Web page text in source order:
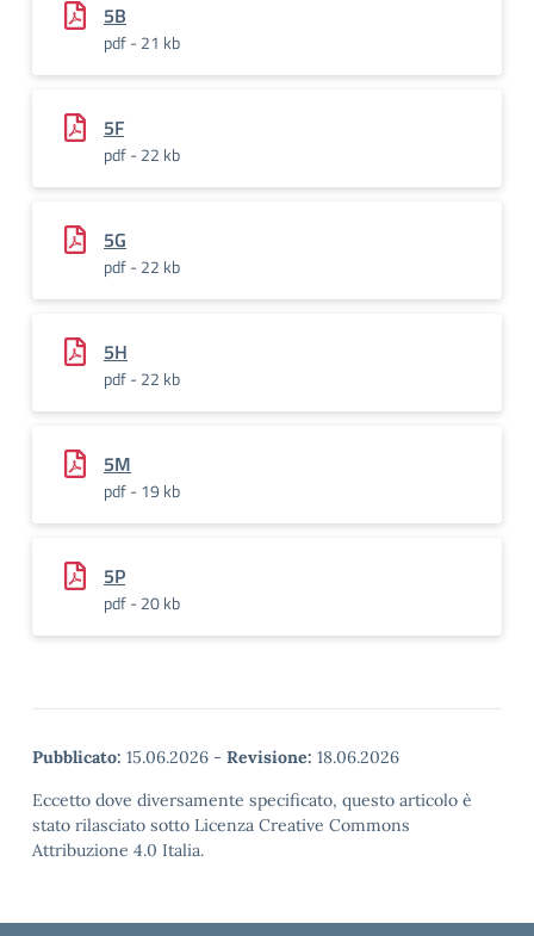
5B
pdf - 21 kb
5F
pdf - 22 kb
5G
pdf - 22 kb
5H
pdf - 22 kb
5M
pdf - 19 kb
5P
pdf - 20 kb
Pubblicato: 15.06.2026 - Revisione: 18.06.2026
Eccetto dove diversamente specificato, questo articolo è
stato rilasciato sotto Licenza Creative Commons
Attribuzione 4.0 Italia.